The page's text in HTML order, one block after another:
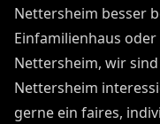
Nettersheim besser
Einfamilienhaus
Nettersheim, wir
Nettersheim
gerne ein faires,